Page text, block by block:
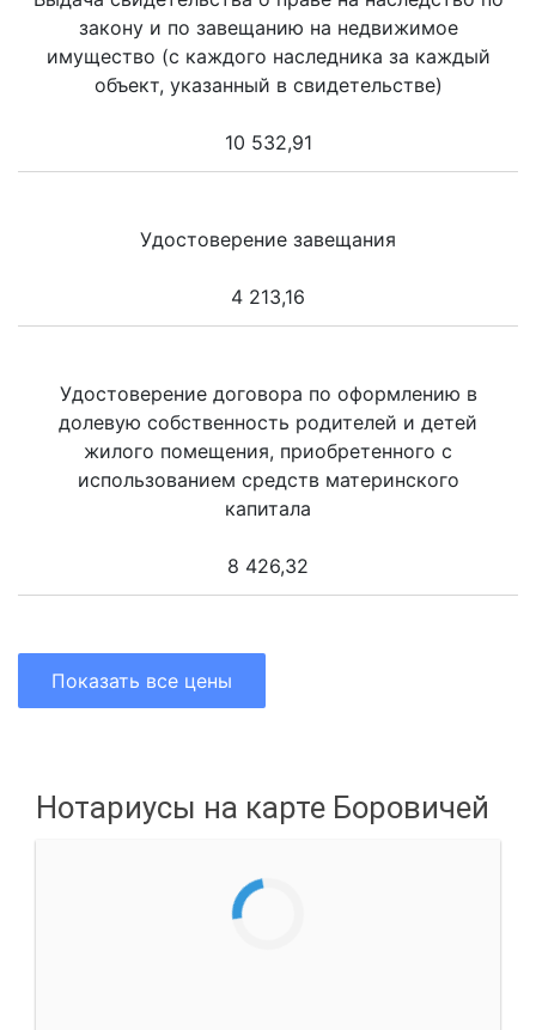
закону и по завещанию на недвижимое
имущество (с каждого наследника за каждый
объект, указанный в свидетельстве)
10 532,91
Удостоверение завещания
4 213,16
Удостоверение договора по оформлению в
долевую собственность родителей и детей
жилого помещения, приобретенного с
использованием средств материнского
капитала
8 426,32
Показать все цены
Нотариусы на карте Боровичей